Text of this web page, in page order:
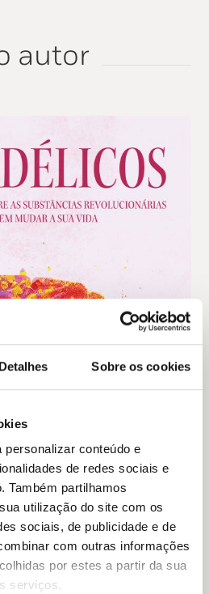
Detalhes Sobre os cookies
conteúdo e
de redes sociais e
Também partilhamos
utilização do site com os
sociais, de publicidade e de
com outras informações
por estes a partir da sua
serviços.
autor